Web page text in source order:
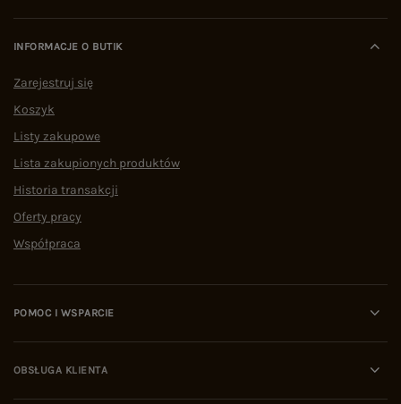
INFORMACJE O BUTIK
Zarejestruj się
Koszyk
Listy zakupowe
Lista zakupionych produktów
Historia transakcji
Oferty pracy
Współpraca
POMOC I WSPARCIE
OBSŁUGA KLIENTA